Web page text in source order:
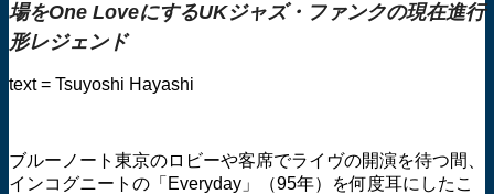
場をOne LoveにするUKジャズ・ファンクの現在進行
形レジェンド
text = Tsuyoshi Hayashi
ブルーノート東京のロビーや客席でライヴの開演を待つ間、
インコグニートの「Everyday」（95年）を何度耳にしたこ